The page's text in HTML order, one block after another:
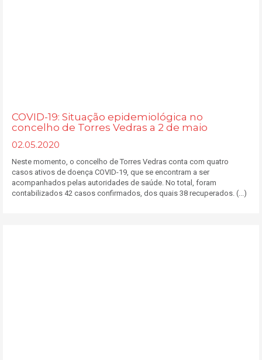
COVID-19: Situação epidemiológica no
concelho de Torres Vedras a 2 de maio
02.05.2020
Neste momento, o concelho de Torres Vedras conta com quatro
casos ativos de doença COVID-19, que se encontram a ser
acompanhados pelas autoridades de saúde. No total, foram
contabilizados 42 casos confirmados, dos quais 38 recuperados. (...)